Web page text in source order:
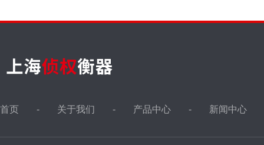
首页 关于我们 产品中心 新闻中心